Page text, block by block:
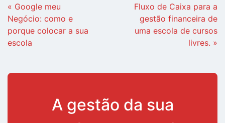
Continue
Lendo
« Google meu
Negócio: como e
porque colocar a sua
escola
Fluxo de Caixa para a
gestão financeira de
uma escola de cursos
livres. »
A gestão da sua